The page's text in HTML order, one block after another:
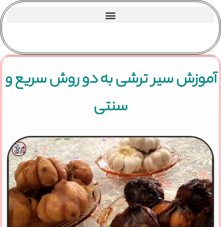
آموزش سیر ترشی به دو روش سریع و
سنتی